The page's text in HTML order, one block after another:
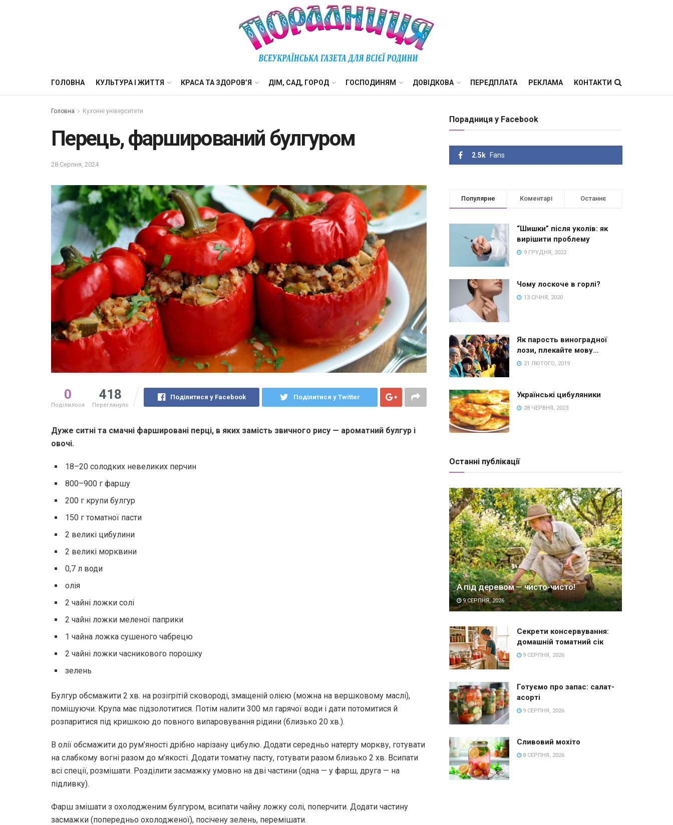
ГОЛОВНА КУЛЬТУРА І ЖИТТЯ КРАСА ТА ЗДОРОВ’Я ДІМ, САД, ГОРОД ГОСПОДИНЯМ ДОВІДКОВА ПЕРЕДПЛАТА РЕКЛАМА КОНТАКТИ
Головна Кухонні університети
Перець, фарширований булгуром
28 Серпня, 2024
0
Поділилося
418
Переглянуло
Поділитися у Facebook Поділитися у Twitter
Дуже ситні та смачні фаршировані перці, в яких замість звичного рису — ароматний булгур і
овочі.
18–20 солодких невеликих перчин
800–900 г фаршу
200 г крупи булгур
150 г томатної пасти
2 великі цибулини
2 великі морквини
0,7 л води
олія
2 чайні ложки солі
2 чайні ложки меленої паприки
1 чайна ложка сушеного чабрецю
2 чайні ложки часникового порошку
зелень
Булгур обсмажити 2 хв. на розігрітій сковороді, змащеній олією (можна на вершковому маслі),
помішуючи. Крупа має підзолотитися. Потім налити 300 мл гарячої води і дати потомитися й
розпаритися під кришкою до повного випаровування рідини (близько 20 хв.).
В олії обсмажити до рум’яності дрібно нарізану цибулю. Додати середньо натерту моркву, готувати
на слабкому вогні разом до м’якості. Додати томатну пасту, готувати разом близько 2 хв. Всипати
всі спеції, розмішати. Розділити засмажку умовно на дві частини (одна — у фарш, друга — на
підливку).
Фарш змішати з охолодженим булгуром, всипати чайну ложку солі, поперчити. Додати частину
засмажки (попередньо охолодженої), посічену зелень, перемішати.
Порадниця у Facebook
2.5k Fans
Популярне Коментарі Останнє
“Шишки” після уколів: як
вирішити проблему
9 ГРУДНЯ, 2022
Чому лоскоче в горлі?
13 СІЧНЯ, 2020
Як парость виноградної
лози, плекайте мову…
21 ЛЮТОГО, 2019
Українські цибуляники
28 ЧЕРВНЯ, 2023
Останні публікації
А під деревом — чисто-чисто!
9 СЕРПНЯ, 2026
Секрети консервування:
домашній томатний сік
9 СЕРПНЯ, 2026
Готуємо про запас: салат-
асорті
9 СЕРПНЯ, 2026
Сливовий мохіто
8 СЕРПНЯ, 2026